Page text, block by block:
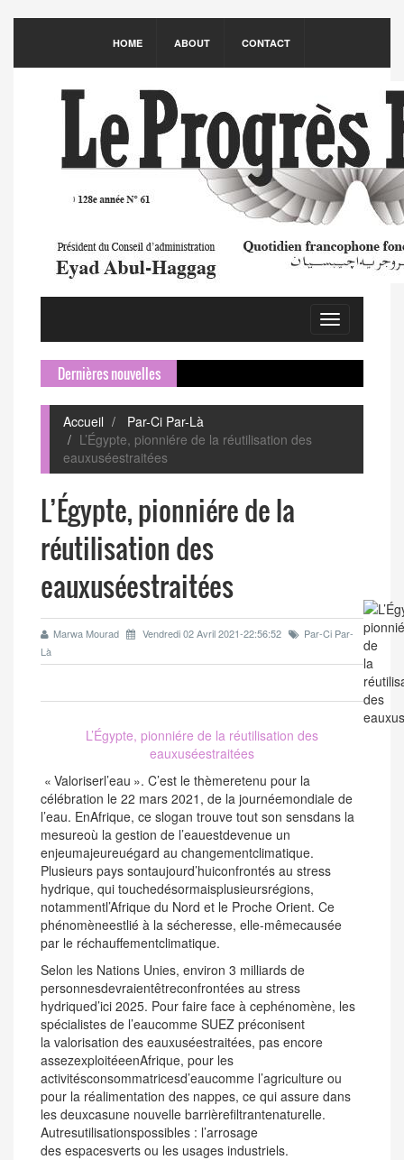
HOME ABOUT CONTACT
Toggle
navigation
Dernières nouvelles
Accueil
Par-Ci Par-Là
L’Égypte, pionniére de la réutilisation des
eauxuséestraitées
L’Égypte, pionniére de la
réutilisation des
eauxuséestraitées
Marwa Mourad Vendredi 02 Avril 2021-22:56:52
Par-Ci Par-
Là
L’Égypte, pionniére de la réutilisation des
eauxuséestraitées
« Valoriserl’eau ». C’est le thèmeretenu pour la
célébration le 22 mars 2021, de la journéemondiale de
l’eau. EnAfrique, ce slogan trouve tout son sensdans la
mesureoù la gestion de l’eauestdevenue un
enjeumajeureuégard au changementclimatique.
Plusieurs pays sontaujourd’huiconfrontés au stress
hydrique, qui touchedésormaisplusieursrégions,
notammentl’Afrique du Nord et le Proche Orient. Ce
phénomèneestlié à la sécheresse, elle-mêmecausée
par le réchauffementclimatique.
Selon les Nations Unies, environ 3 milliards de
personnesdevraientêtreconfrontées au stress
hydriqued’ici 2025. Pour faire face à cephénomène, les
spécialistes de l’eaucomme SUEZ préconisent
la valorisation des eauxuséestraitées, pas encore
assezexploitéeenAfrique, pour les
activitésconsommatricesd’eaucomme l’agriculture ou
pour la réalimentation des nappes, ce qui assure dans
les deuxcasune nouvelle barrièrefiltrantenaturelle.
Autresutilisationspossibles : l’arrosage
des espacesverts ou les usages industriels.